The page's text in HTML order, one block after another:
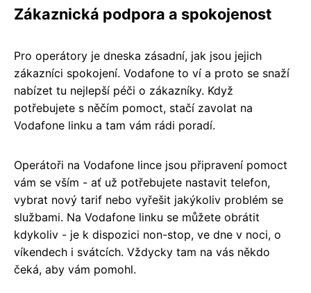
Zákaznická podpora a spokojenost
Pro operátory je dneska zásadní, jak jsou jejich
zákazníci spokojení. Vodafone to ví a proto se snaží
nabízet tu nejlepší péči o zákazníky. Když
potřebujete s něčím pomoct, stačí zavolat na
Vodafone linku a tam vám rádi poradí.
Operátoři na Vodafone lince jsou připravení pomoct
vám se vším - ať už potřebujete nastavit telefon,
vybrat nový tarif nebo vyřešit jakýkoliv problém se
službami. Na Vodafone linku se můžete obrátit
kdykoliv - je k dispozici non-stop, ve dne v noci, o
víkendech i svátcích. Vždycky tam na vás někdo
čeká, aby vám pomohl.